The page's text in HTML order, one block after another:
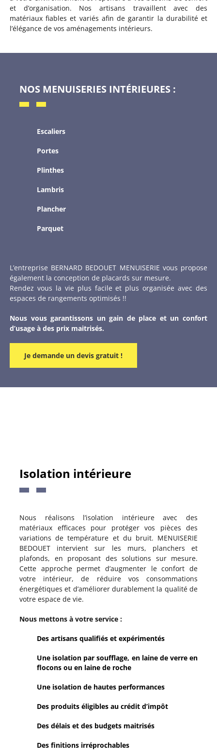
et d’organisation. Nos artisans travaillent avec des
matériaux fiables et variés afin de garantir la durabilité et
l’élégance de vos aménagements intérieurs.
NOS MENUISERIES INTÉRIEURES :
Escaliers
Portes
Plinthes
Lambris
Plancher
Parquet
L’entreprise BERNARD BEDOUET MENUISERIE vous propose
également la conception de placards sur mesure.
Rendez vous la vie plus facile et plus organisée avec des
espaces de rangements optimisés !!
Nous vous garantissons un gain de place et un confort
d’usage à des prix maitrisés.
Je demande un devis gratuit !
Isolation intérieure
Nous réalisons l’isolation intérieure avec des
matériaux efficaces pour protéger vos pièces des
variations de température et du bruit. MENUISERIE
BEDOUET intervient sur les murs, planchers et
plafonds, en proposant des solutions sur mesure.
Cette approche permet d’augmenter le confort de
votre intérieur, de réduire vos consommations
énergétiques et d’améliorer durablement la qualité de
votre espace de vie.
Nous mettons à votre service :
Des artisans qualifiés et expérimentés
Une isolation par soufflage, en laine de verre en
flocons ou en laine de roche
Une isolation de hautes performances
Des produits éligibles au crédit d’impôt
Des délais et des budgets maitrisés
Des finitions irréprochables